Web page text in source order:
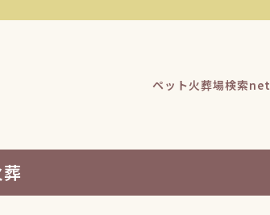
ペット火葬場検索